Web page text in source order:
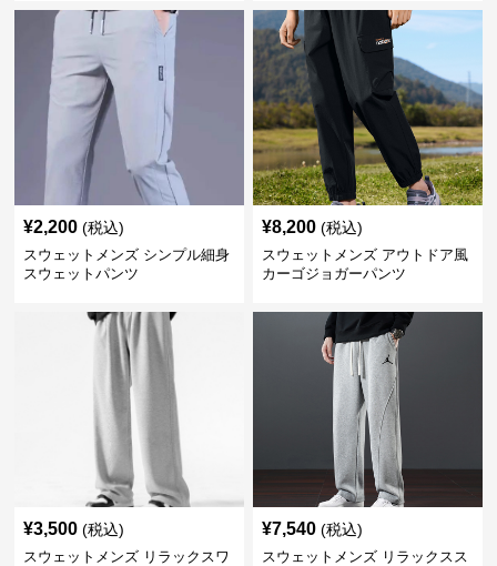
¥2,200 (税込)
スウェットメンズ シンプル細身
スウェットパンツ
¥8,200 (税込)
スウェットメンズ アウトドア風
カーゴジョガーパンツ
¥3,500 (税込)
スウェットメンズ リラックスワ
¥7,540 (税込)
スウェットメンズ リラックスス